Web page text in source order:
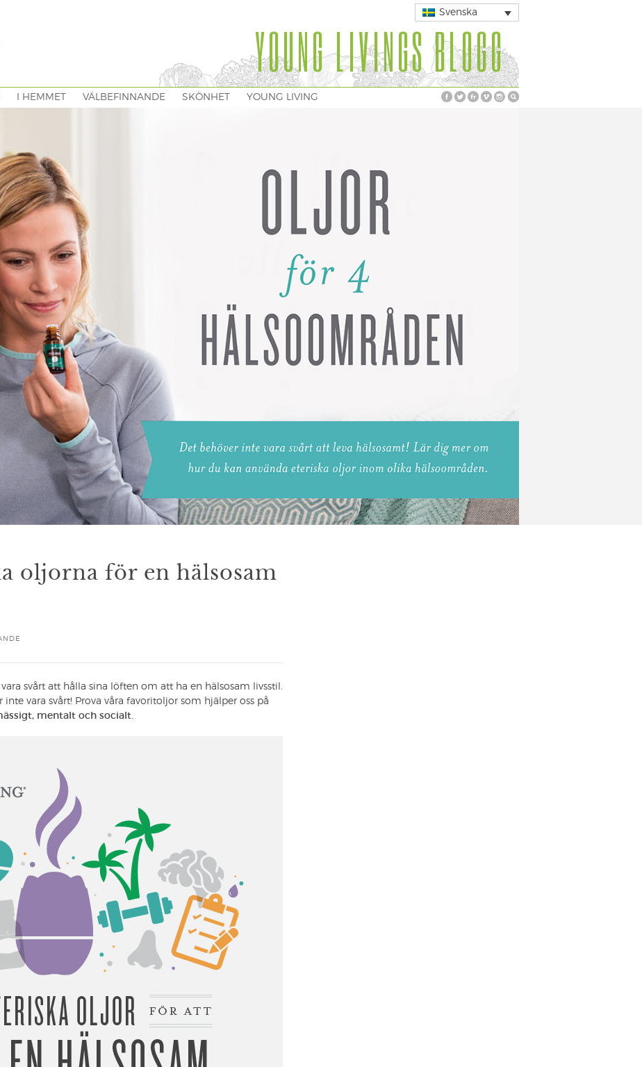
Svenska
YOUNG LIVINGS BLOGG
I HEMMET VÄLBEFINNANDE SKÖNHET YOUNG LIVING
oljorna för en hälsosam
svårt att hålla sina löften om att ha en hälsosam livsstil.
vara svårt! Prova våra favoritoljor som hjälper oss på
mentalt och socialt.